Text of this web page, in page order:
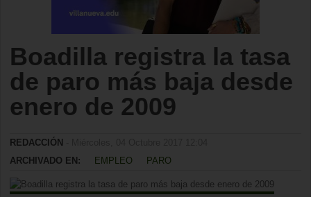
Boadilla registra la tasa
de paro más baja desde
enero de 2009
REDACCIÓN
ARCHIVADO EN:
EMPLEO PARO